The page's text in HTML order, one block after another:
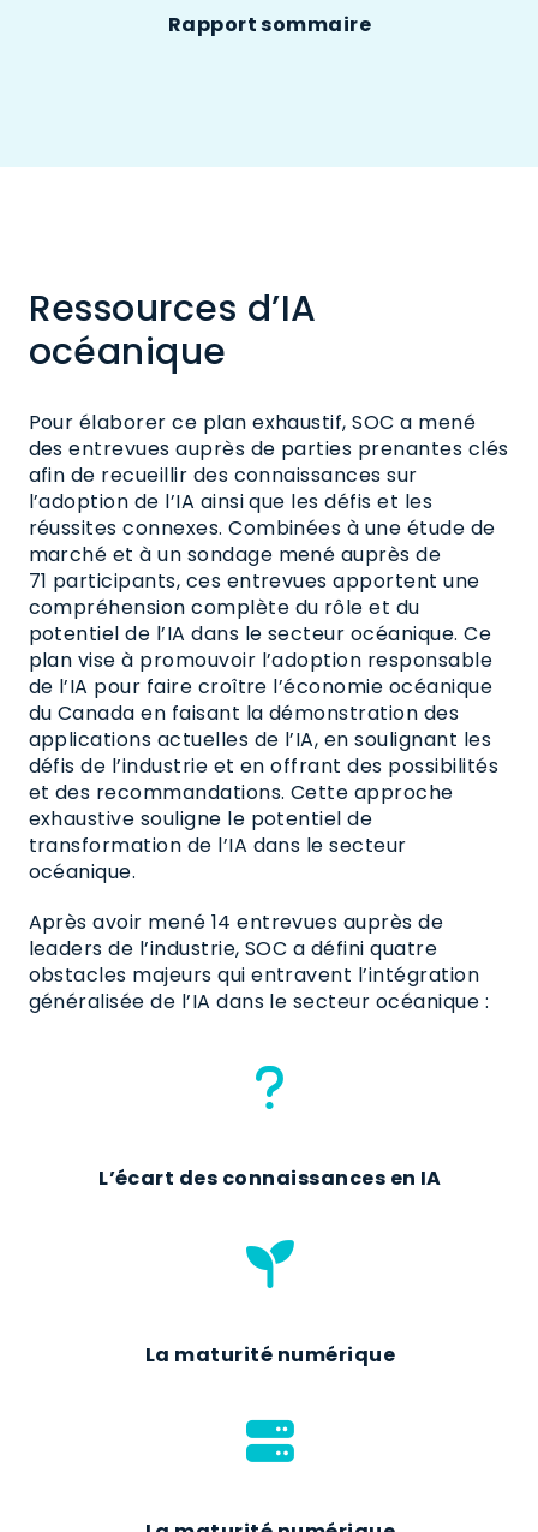
Rapport sommaire
Ressources d’IA
océanique
Pour élaborer ce plan exhaustif, SOC a mené
des entrevues auprès de parties prenantes clés
afin de recueillir des connaissances sur
l’adoption de l’IA ainsi que les défis et les
réussites connexes. Combinées à une étude de
marché et à un sondage mené auprès de
71 participants, ces entrevues apportent une
compréhension complète du rôle et du
potentiel de l’IA dans le secteur océanique. Ce
plan vise à promouvoir l’adoption responsable
de l’IA pour faire croître l’économie océanique
du Canada en faisant la démonstration des
applications actuelles de l’IA, en soulignant les
défis de l’industrie et en offrant des possibilités
et des recommandations. Cette approche
exhaustive souligne le potentiel de
transformation de l’IA dans le secteur
océanique.
Après avoir mené 14 entrevues auprès de
leaders de l’industrie, SOC a défini quatre
obstacles majeurs qui entravent l’intégration
généralisée de l’IA dans le secteur océanique :
L’écart des connaissances en IA
La maturité numérique